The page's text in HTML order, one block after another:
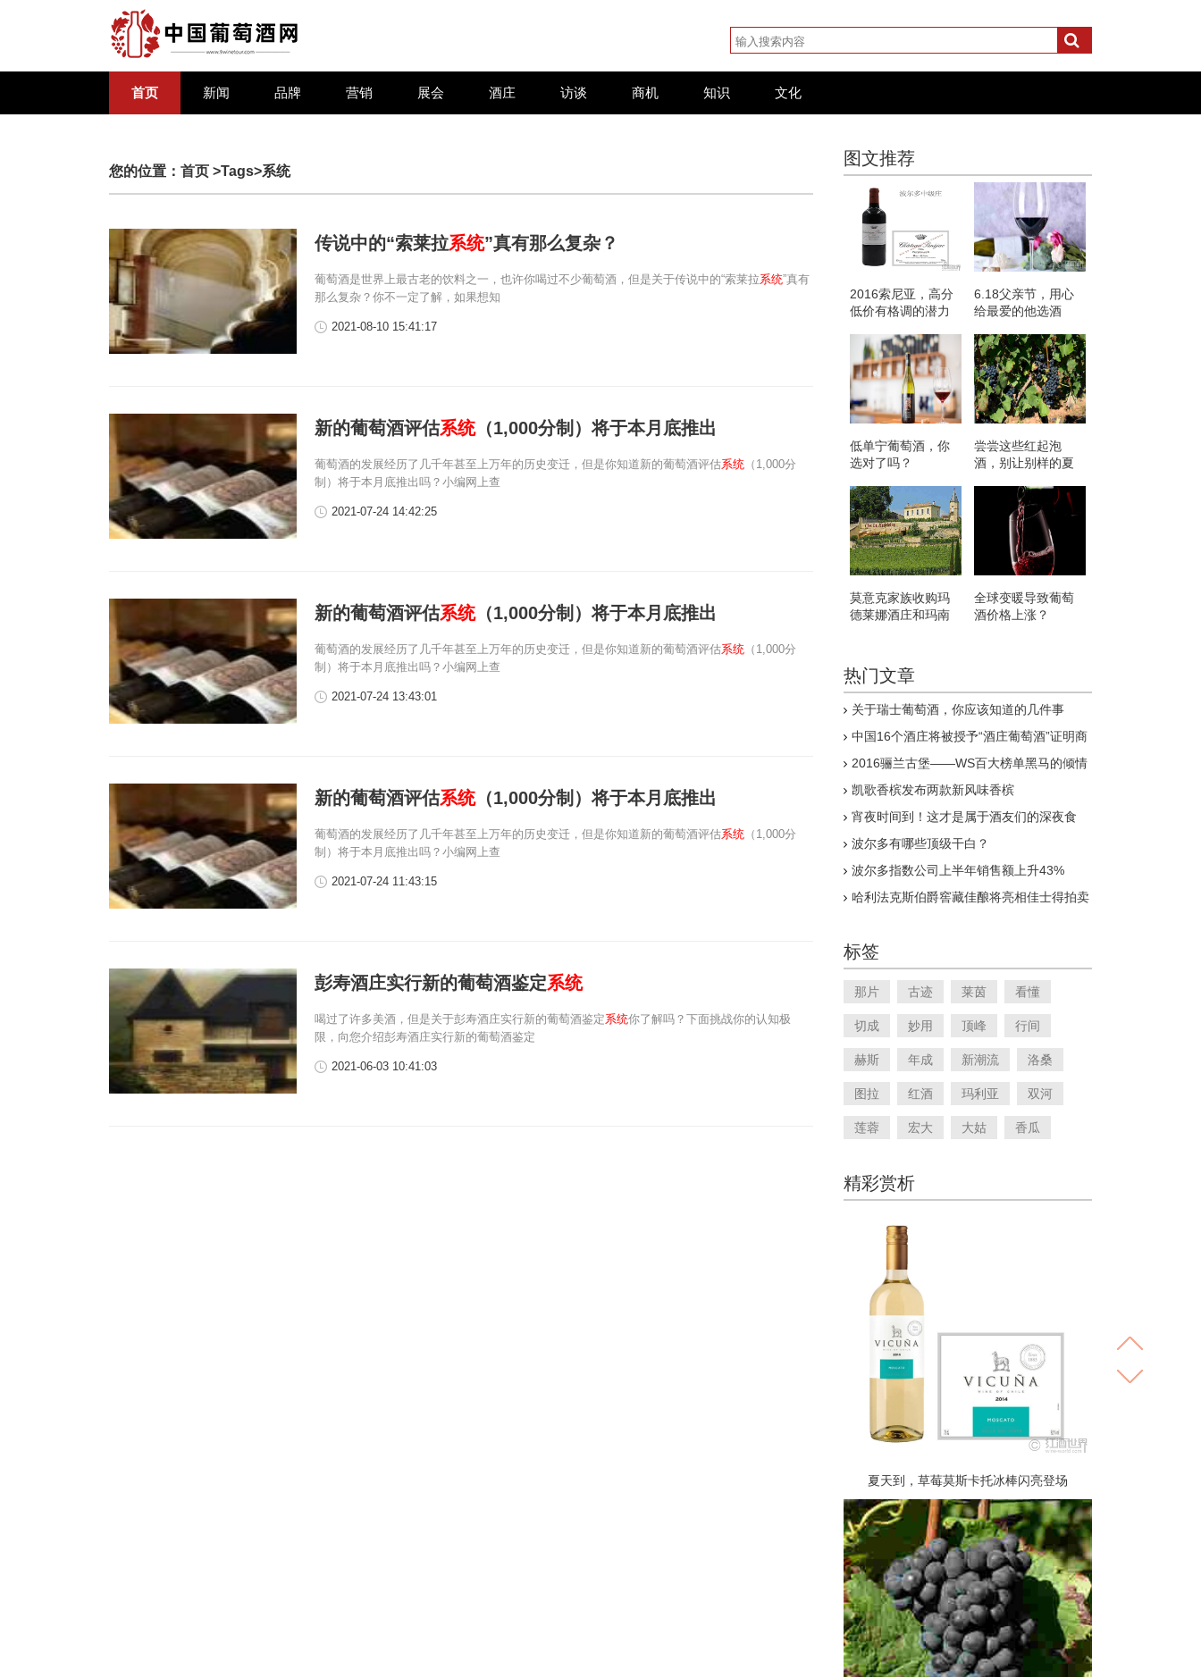
首页 新闻 品牌 营销 展会 酒庄 访谈 商机 知识 文化
您的位置： 首页 >Tags>系统
传说中的“索莱拉系统”真有那么复杂？
葡萄酒是世界上最古老的饮料之一，也许你喝过不少葡萄酒，但是关于传说中的“索莱拉系统”真有
那么复杂？你不一定了解，如果想知
2021-08-10 15:41:17
新的葡萄酒评估系统（1,000分制）将于本月底推出
葡萄酒的发展经历了几千年甚至上万年的历史变迁，但是你知道新的葡萄酒评估系统 （1,000分
制）将于本月底推出吗？小编网上查
2021-07-24 14:42:25
新的葡萄酒评估系统（1,000分制）将于本月底推出
葡萄酒的发展经历了几千年甚至上万年的历史变迁，但是你知道新的葡萄酒评估系统 （1,000分
制）将于本月底推出吗？小编网上查
2021-07-24 13:43:01
新的葡萄酒评估系统（1,000分制）将于本月底推出
葡萄酒的发展经历了几千年甚至上万年的历史变迁，但是你知道新的葡萄酒评估系统 （1,000分
制）将于本月底推出吗？小编网上查
2021-07-24 11:43:15
彭寿酒庄实行新的葡萄酒鉴定系统
喝过了许多美酒，但是关于彭寿酒庄实行新的葡萄酒鉴定系统你了解吗？下面挑战你的认知极
限，向您介绍彭寿酒庄实行新的葡萄酒鉴定
2021-06-03 10:41:03
图文推荐
2016索尼亚，高分
低价有格调的潜力
6.18父亲节，用心
给最爱的他选酒
低单宁葡萄酒，你
选对了吗？
尝尝这些红起泡
酒，别让别样的夏
莫意克家族收购玛
德莱娜酒庄和玛南
全球变暖导致葡萄
酒价格上涨？
热门文章
关于瑞士葡萄酒，你应该知道的几件事
中国16个酒庄将被授予“酒庄葡萄酒”证明商
2016骊兰古堡——WS百大榜单黑马的倾情
凯歌香槟发布两款新风味香槟
宵夜时间到！这才是属于酒友们的深夜食
波尔多有哪些顶级干白？
波尔多指数公司上半年销售额上升43%
哈利法克斯伯爵窖藏佳酿将亮相佳士得拍卖
标签
那片 古迹 莱茵 看懂
切成 妙用 顶峰 行间
赫斯 年成 新潮流 洛桑
图拉 红酒 玛利亚 双河
莲蓉 宏大 大姑 香瓜
精彩赏析
夏天到，草莓莫斯卡托冰棒闪亮登场